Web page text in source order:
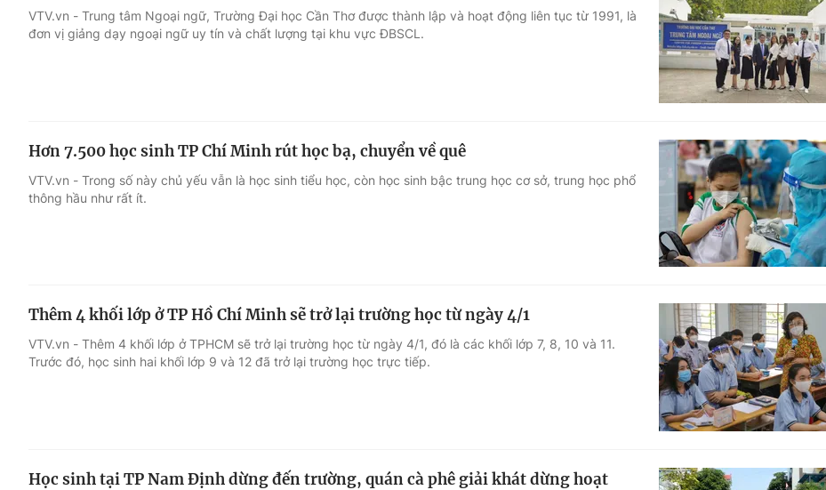
VTV.vn - Trung tâm Ngoại ngữ, Trường Đại học Cần Thơ được thành lập và hoạt động liên tục từ 1991, là
đơn vị giảng dạy ngoại ngữ uy tín và chất lượng tại khu vực ĐBSCL.
Hơn 7.500 học sinh TP Chí Minh rút học bạ, chuyển về quê
VTV.vn - Trong số này chủ yếu vẫn là học sinh tiểu học, còn học sinh bậc trung học cơ sở, trung học phổ
thông hầu như rất ít.
Thêm 4 khối lớp ở TP Hồ Chí Minh sẽ trở lại trường học từ ngày 4/1
VTV.vn - Thêm 4 khối lớp ở TPHCM sẽ trở lại trường học từ ngày 4/1, đó là các khối lớp 7, 8, 10 và 11.
Trước đó, học sinh hai khối lớp 9 và 12 đã trở lại trường học trực tiếp.
Học sinh tại TP Nam Định dừng đến trường, quán cà phê giải khát dừng hoạt